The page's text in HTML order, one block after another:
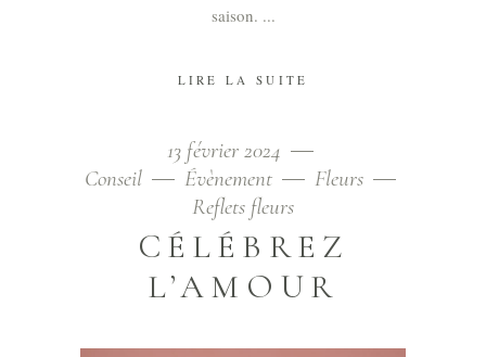
saison.
LIRE LA SUITE
13 février 2024
Conseil
Évènement
Fleurs
Reflets fleurs
CÉLÉBREZ
L’AMOUR